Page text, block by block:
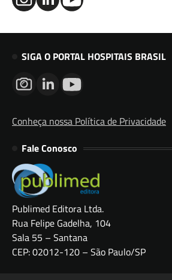
SIGA O PORTAL HOSPITAIS BRASIL
Conheça nossa Política de Privacidade
Fale Conosco
Publimed Editora Ltda.
Rua Felipe Gadelha, 104
Sala 55 – Santana
CEP: 02012-120 – São Paulo/SP